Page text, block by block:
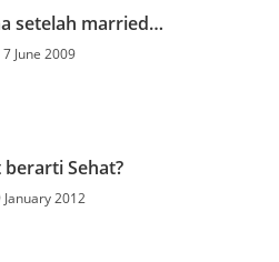
setelah married…
7 June 2009
Sehat?
January 2012